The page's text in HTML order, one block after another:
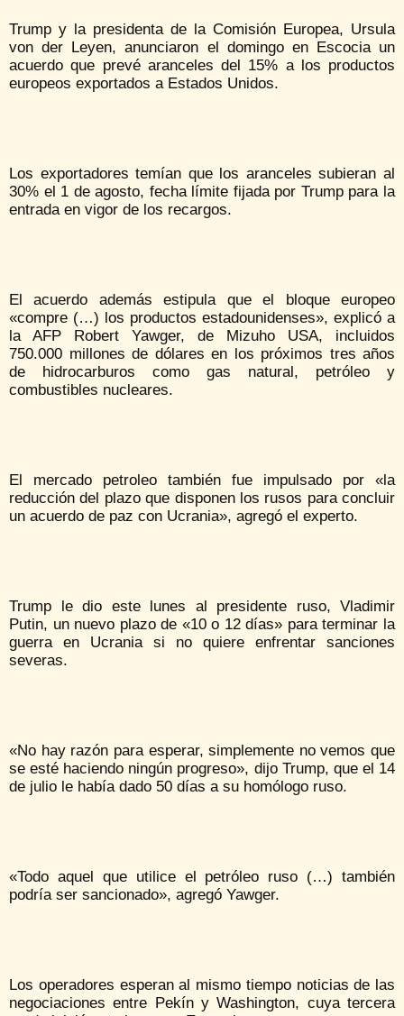
Trump y la presidenta de la Comisión Europea, Ursula
von der Leyen, anunciaron el domingo en Escocia un
acuerdo que prevé aranceles del 15% a los productos
europeos exportados a Estados Unidos.
Los exportadores temían que los aranceles subieran al
30% el 1 de agosto, fecha límite fijada por Trump para la
entrada en vigor de los recargos.
El acuerdo además estipula que el bloque europeo
«compre (…) los productos estadounidenses», explicó a
la AFP Robert Yawger, de Mizuho USA, incluidos
750.000 millones de dólares en los próximos tres años
de hidrocarburos como gas natural, petróleo y
combustibles nucleares.
El mercado petroleo también fue impulsado por «la
reducción del plazo que disponen los rusos para concluir
un acuerdo de paz con Ucrania», agregó el experto.
Trump le dio este lunes al presidente ruso, Vladimir
Putin, un nuevo plazo de «10 o 12 días» para terminar la
guerra en Ucrania si no quiere enfrentar sanciones
severas.
«No hay razón para esperar, simplemente no vemos que
se esté haciendo ningún progreso», dijo Trump, que el 14
de julio le había dado 50 días a su homólogo ruso.
«Todo aquel que utilice el petróleo ruso (…) también
podría ser sancionado», agregó Yawger.
Los operadores esperan al mismo tiempo noticias de las
negociaciones entre Pekín y Washington, cuya tercera